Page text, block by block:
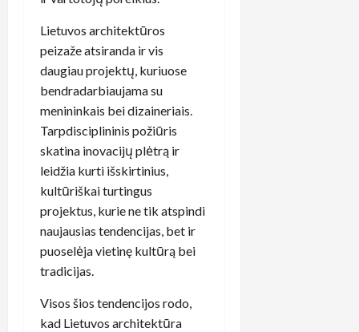
Lietuvos architektūros
peizaže atsiranda ir vis
daugiau projektų, kuriuose
bendradarbiaujama su
menininkais bei dizaineriais.
Tarpdisciplininis požiūris
skatina inovacijų plėtrą ir
leidžia kurti išskirtinius,
kultūriškai turtingus
projektus, kurie ne tik atspindi
naujausias tendencijas, bet ir
puoselėja vietinę kultūrą bei
tradicijas.
Visos šios tendencijos rodo,
kad Lietuvos architektūra